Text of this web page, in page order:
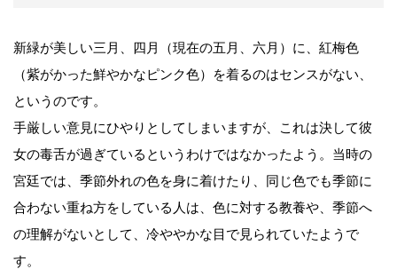
新緑が美しい三月、四月（現在の五月、六月）に、紅梅色
（紫がかった鮮やかなピンク色）を着るのはセンスがない、
というのです。
手厳しい意見にひやりとしてしまいますが、これは決して彼
女の毒舌が過ぎているというわけではなかったよう。当時の
宮廷では、季節外れの色を身に着けたり、同じ色でも季節に
合わない重ね方をしている人は、色に対する教養や、季節へ
の理解がないとして、冷ややかな目で見られていたようで
す。